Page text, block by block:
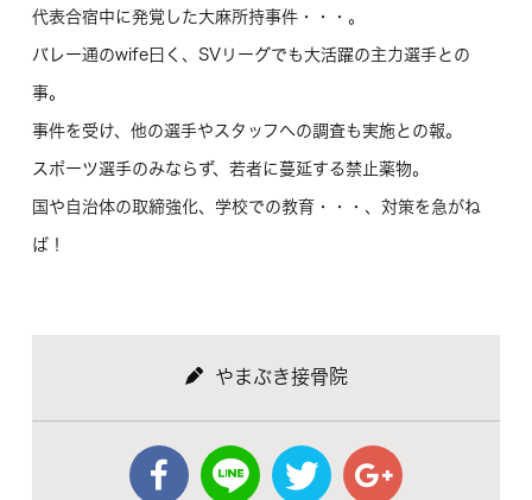
代表合宿中に発覚した大麻所持事件・・・。
バレー通のwife曰く、SVリーグでも大活躍の主力選手との
事。
事件を受け、他の選手やスタッフへの調査も実施との報。
スポーツ選手のみならず、若者に蔓延する禁止薬物。
国や自治体の取締強化、学校での教育・・・、対策を急がね
ば！
やまぶき接骨院